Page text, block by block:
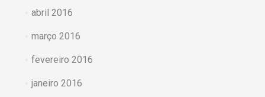
abril 2016
março 2016
fevereiro 2016
janeiro 2016